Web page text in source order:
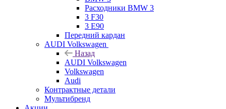
Расходники BMW 3
3 F30
3 E90
Передний кардан
AUDI Volkswagen
Назад
AUDI Volkswagen
Volkswagen
Audi
Контрактные детали
Мультибренд